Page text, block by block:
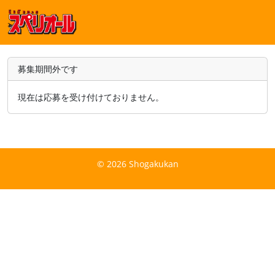
募集期間外です
現在は応募を受け付けておりません。
© 2026 Shogakukan